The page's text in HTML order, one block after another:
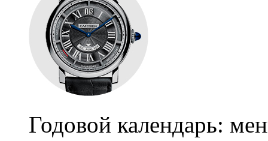
Годовой календарь: